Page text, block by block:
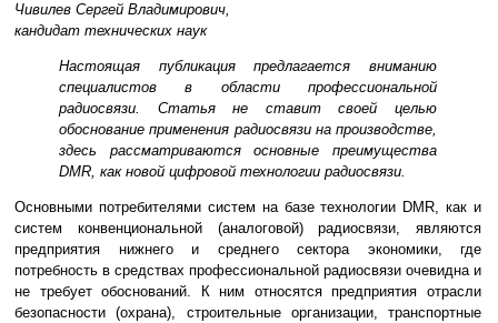
Чивилев Сергей Владимирович,
кандидат технических наук
Настоящая публикация предлагается вниманию
специалистов в области профессиональной
радиосвязи. Статья не ставит своей целью
обоснование применения радиосвязи на производстве,
здесь рассматриваются основные преимущества
DMR, как новой цифровой технологии радиосвязи.
Основными потребителями систем на базе технологии DMR, как и
систем конвенциональной (аналоговой) радиосвязи, являются
предприятия нижнего и среднего сектора экономики, где
потребность в средствах профессиональной радиосвязи очевидна и
не требует обоснований. К ним относятся предприятия отрасли
безопасности (охрана), строительные организации, транспортные